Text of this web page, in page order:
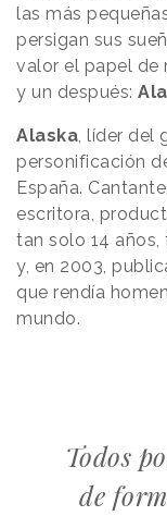
las más
persigan sus
valor el papel de
y un después:
Alaska, líder del
personificación
España.
escritora,
tan solo 14
y, en 2003,
que rendía
mundo.
Todos
de